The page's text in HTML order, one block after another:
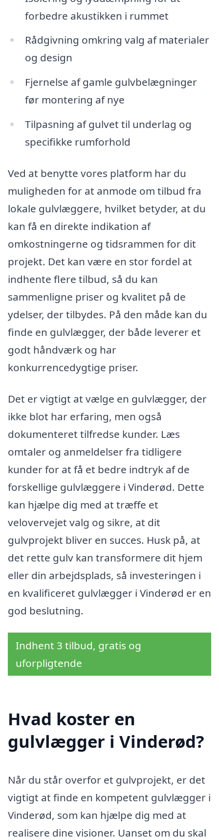
forbedre akustikken i rummet
Rådgivning omkring valg af materialer
og design
Fjernelse af gamle gulvbelægninger
før montering af nye
Tilpasning af gulvet til underlag og
specifikke rumforhold
Ved at benytte vores platform har du
muligheden for at anmode om tilbud fra
lokale gulvlæggere, hvilket betyder, at du
kan få en direkte indikation af
omkostningerne og tidsrammen for dit
projekt. Det kan være en stor fordel at
indhente flere tilbud, så du kan
sammenligne priser og kvalitet på de
ydelser, der tilbydes. På den måde kan du
finde en gulvlægger, der både leverer et
godt håndværk og har
konkurrencedygtige priser.
Det er vigtigt at vælge en gulvlægger, der
ikke blot har erfaring, men også
dokumenteret tilfredse kunder. Læs
omtaler og anmeldelser fra tidligere
kunder for at få et bedre indtryk af de
forskellige gulvlæggere i Vinderød. Dette
kan hjælpe dig med at træffe et
velovervejet valg og sikre, at dit
gulvprojekt bliver en succes. Husk på, at
det rette gulv kan transformere dit hjem
eller din arbejdsplads, så investeringen i
en kvalificeret gulvlægger i Vinderød er en
god beslutning.
Indhent 3 tilbud, gratis og
uforpligtende
Hvad koster en
gulvlægger i Vinderød?
Når du står overfor et gulvprojekt, er det
vigtigt at finde en kompetent gulvlægger i
Vinderød, som kan hjælpe dig med at
realisere dine visioner. Uanset om du skal